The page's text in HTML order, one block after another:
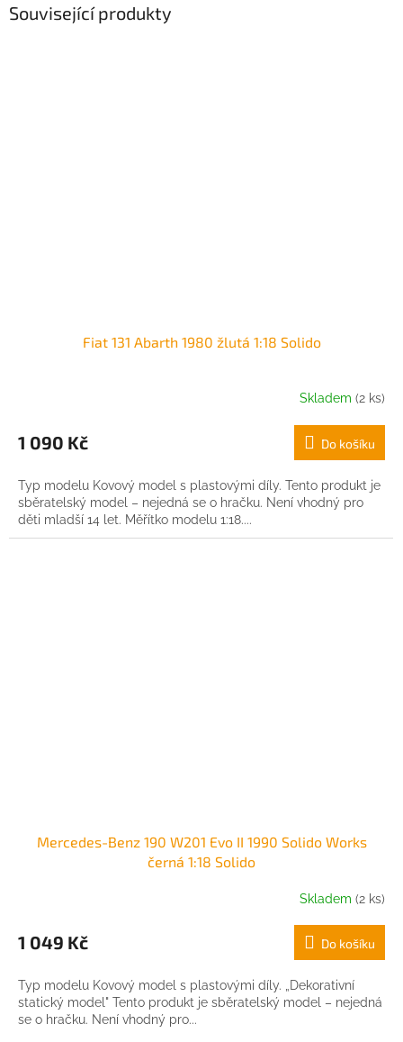
Související produkty
Fiat 131 Abarth 1980 žlutá 1:18 Solido
Skladem (2 ks)
1 090 Kč Do košíku
Typ modelu Kovový model s plastovými díly. Tento produkt je
sběratelský model – nejedná se o hračku. Není vhodný pro
děti mladší 14 let. Měřítko modelu 1:18....
Mercedes-Benz 190 W201 Evo II 1990 Solido Works
černá 1:18 Solido
Skladem (2 ks)
1 049 Kč Do košíku
Typ modelu Kovový model s plastovými díly. „Dekorativní
statický model" Tento produkt je sběratelský model – nejedná
se o hračku. Není vhodný pro...